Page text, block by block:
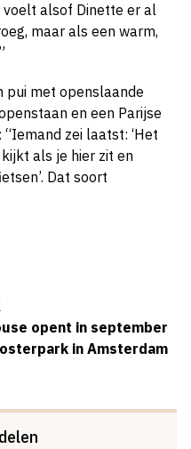
voelt alsof Dinette er al
maar als een warm,
pui met openslaande
en een Parijse
zei laatst: ‘Het
als je hier zit en
Dat soort
opent in september
in Amsterdam